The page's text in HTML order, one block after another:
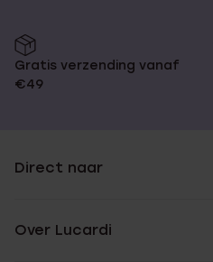
Gratis verzending vanaf
€49
Direct naar
Over Lucardi